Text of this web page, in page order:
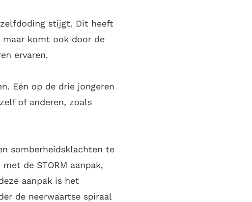
stijgt. Dit heeft
maar komt ook door de
ervaren.
Eén op de drie jongeren
of anderen, zoals
somberheidsklachten te
de STORM aanpak,
aanpak is het
de neerwaartse spiraal